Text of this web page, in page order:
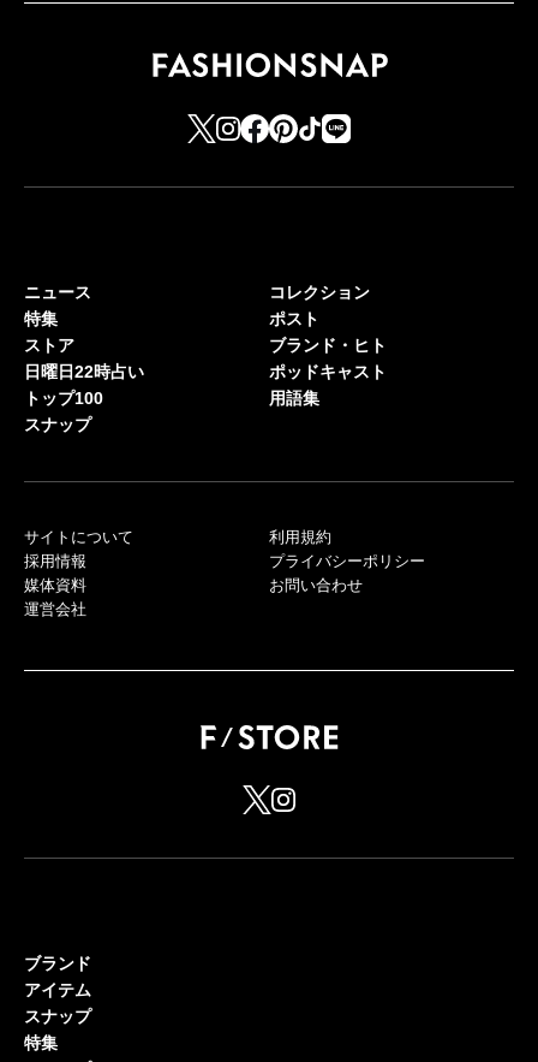
ニュース
特集
ストア
日曜日22時占い
トップ100
スナップ
コレクション
ポスト
ブランド・ヒト
ポッドキャスト
用語集
サイトについて
採用情報
媒体資料
運営会社
利用規約
プライバシーポリシー
お問い合わせ
ブランド
アイテム
スナップ
特集